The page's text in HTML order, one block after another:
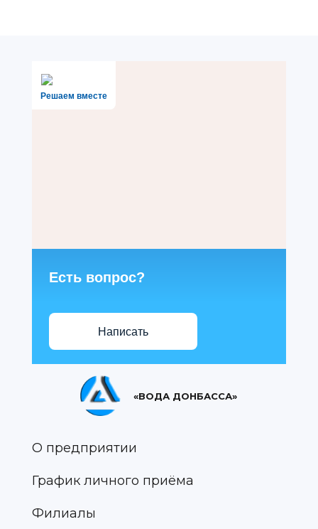
Решаем вместе
Есть вопрос?
Написать
«ВОДА ДОНБАССА»
О предприятии
График личного приёма
Филиалы